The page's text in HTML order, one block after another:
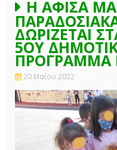
Η ΑΦΙΣΑ
ΔΩΡΙΖΕΤΑΙ
5ΟΥ
ΠΡΟΓΡΑΜΜΑ
20 Μαΐου 2022